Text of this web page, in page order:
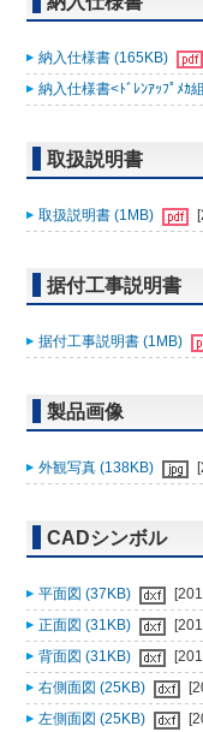
納入仕様書 (165KB)
納入仕様書<ﾄﾞﾚﾝｱｯﾌﾟﾒｶ
取扱説明書
取扱説明書 (1MB)
据付工事説明書
据付工事説明書 (1MB)
製品画像
外観写真 (138KB)
CADシンボル
平面図 (37KB)
正面図 (31KB)
背面図 (31KB)
右側面図 (25KB)
左側面図 (25KB)